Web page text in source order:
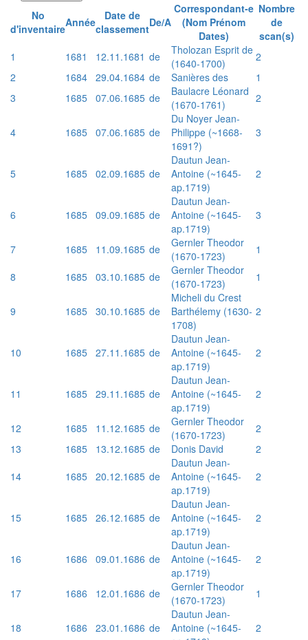
No
d'inventaireAnnée
Date de
classementDe/A
Correspondant-e
(Nom Prénom
Dates)
Nombre
de
scan(s)
1
1681 12.11.1681 de
Tholozan Esprit de
(1640-1700)
2
2
1684 29.04.1684 de Sanières des
1
3
1685 07.06.1685 de
Baulacre Léonard
(1670-1761)
2
4 1685 07.06.1685 de
Du Noyer Jean-
Philippe (~1668-
1691?)
3
5 1685 02.09.1685 de
Dautun Jean-
Antoine (~1645-
ap.1719)
2
6 1685 09.09.1685 de
Dautun Jean-
Antoine (~1645-
ap.1719)
3
7 1685 11.09.1685 de
Gernler Theodor
(1670-1723)
1
8
1685 03.10.1685 de
Gernler Theodor
(1670-1723)
1
9 1685 30.10.1685 de
Micheli du Crest
Barthélemy (1630-
1708)
2
10 1685 27.11.1685 de
Dautun Jean-
Antoine (~1645-
ap.1719)
2
11 1685 29.11.1685 de
Dautun Jean-
Antoine (~1645-
ap.1719)
2
12 1685 11.12.1685 de
Gernler Theodor
(1670-1723)
2
13
1685 13.12.1685 de Donis David
2
14
1685 20.12.1685 de
Dautun Jean-
Antoine (~1645-
ap.1719)
2
15 1685 26.12.1685 de
Dautun Jean-
Antoine (~1645-
ap.1719)
2
16 1686 09.01.1686 de
Dautun Jean-
Antoine (~1645-
ap.1719)
2
17 1686 12.01.1686 de
Gernler Theodor
(1670-1723)
1
18 1686 23.01.1686 de
Dautun Jean-
Antoine (~1645-
2